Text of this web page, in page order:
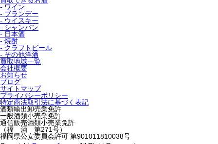
- ワイン
- ブランデー
- ウイスキー
- シャンパン
- 日本酒
- 焼酎
- クラフトビール
- その他洋酒
買取地域一覧
会社概要
お知らせ
ブログ
サイトマップ
プライバシーポリシー
特定商法取引法に基づく表記
酒類輸出卸売業免許
一般酒類小売業免許
通信販売酒類小売業免許
（福 酒 第271号）
福岡県公安委員会許可 第901011810038号